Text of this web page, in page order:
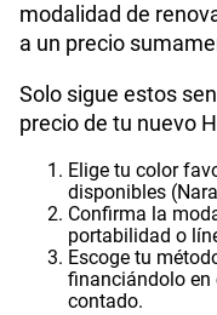
modalidad de
a un precio
Solo sigue estos
precio de tu nuevo
Elige tu color
disponibles
Confirma la
portabilidad o
Escoge tu
financiándolo en
contado.